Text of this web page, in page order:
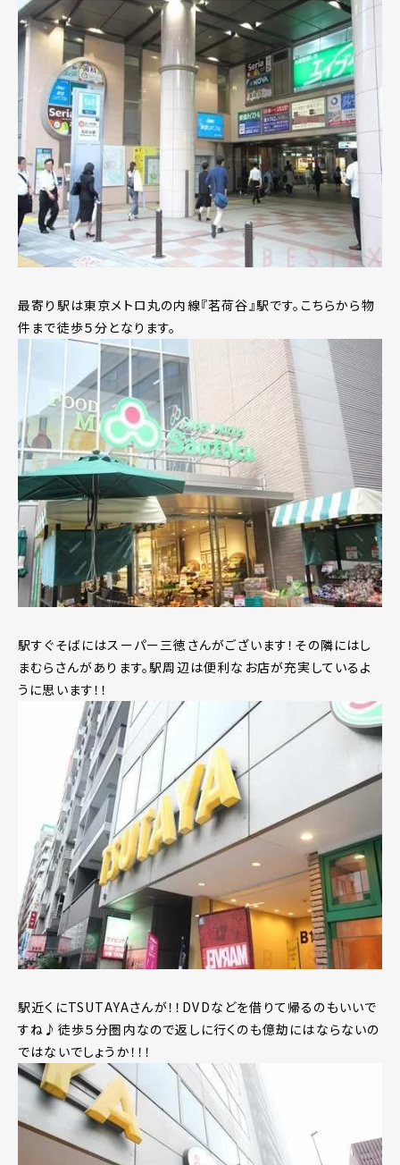
最寄り駅は東京メトロ丸の内線『茗荷谷』駅です。こちらから物
件まで徒歩５分となります。
駅すぐそばにはスーパー三徳さんがございます！その隣にはし
まむらさんがあります。駅周辺は便利なお店が充実しているよ
うに思います！！
駅近くにTSUTAYAさんが！！DVDなどを借りて帰るのもいいで
すね♪徒歩５分圏内なので返しに行くのも億劫にはならないの
ではないでしょうか！！！